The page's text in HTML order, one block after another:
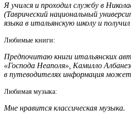
Я учился и проходил службу в
(Таврический национальный
языка в итальянскую школу и
Любимые книги:
Предпочитаю книги итальянских
«Господа Неаполя», Камилло
в путеводителях информация
Любимая музыка:
Мне нравится классическая музыка.